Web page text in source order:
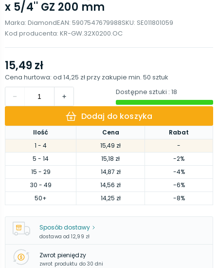
x 5/4'' GZ 200 mm
Marka: DiamondEAN: 5907547679988SKU: SE011801059
Kod producenta: KR-GW.32X0200.OC
Ilość Cena
Rabat
1 - 4 15,49 zł
-
5 - 14 15,18 zł
-2%
15 - 29 14,87 zł
-4%
30 - 49 14,56 zł
-6%
50+ 14,25 zł -8%
15,49 zł
Cena hurtowa: od 14,25 złprzy zakupie min. 50 sztuk
Dostępne sztuki : 18
Dodaj do koszyka
Sposób dostawy
dostawa od 12,99 zł
Zwrot pieniędzy
zwrot produktu do 30 dni